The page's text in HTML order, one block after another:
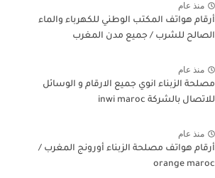
منذ عام
أرقام هواتف المكتب الوطني للكهرباء والماء
الصالح للشرب / جميع مدن المغرب
منذ عام
مصلحة الزبناء انوي جميع الارقام و الوسائل
للاتصال بالشركة inwi maroc
منذ عام
أرقام هواتف مصلحة الزبناء أورونج المغرب /
orange maroc